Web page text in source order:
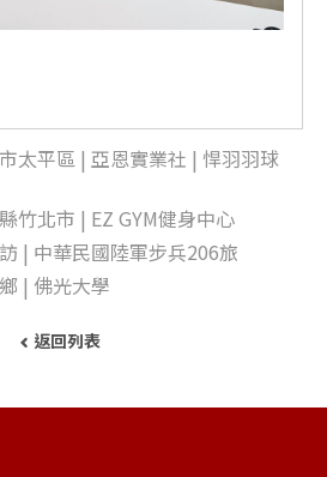
太平區 | 亞恩實業社 | 悍羽羽球
竹北市 | EZ GYM健身中心
| 中華民國陸軍步兵206旅
| 佛光大學
返回列表